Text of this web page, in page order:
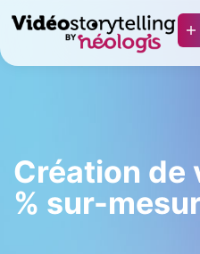
Création de
% sur-